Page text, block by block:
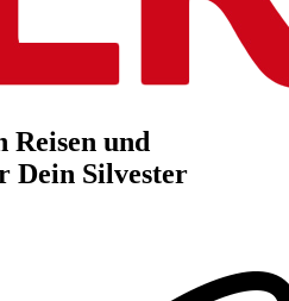
Reisen und
Dein Silvester